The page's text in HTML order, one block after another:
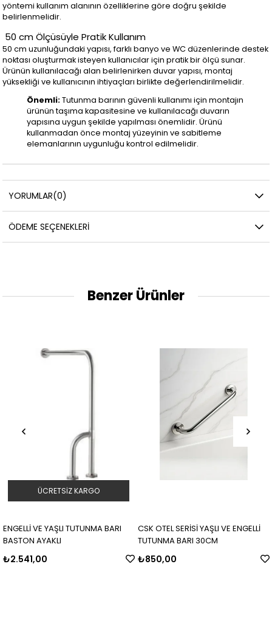
yöntemi kullanım alanının özelliklerine göre doğru şekilde
belirlenmelidir.
50 cm Ölçüsüyle Pratik Kullanım
50 cm uzunluğundaki yapısı, farklı banyo ve WC düzenlerinde destek
noktası oluşturmak isteyen kullanıcılar için pratik bir ölçü sunar.
Ürünün kullanılacağı alan belirlenirken duvar yapısı, montaj
yüksekliği ve kullanıcının ihtiyaçları birlikte değerlendirilmelidir.
Önemli:Tutunma barının güvenli kullanımı için montajın
ürünün taşıma kapasitesine ve kullanılacağı duvarın
yapısına uygun şekilde yapılması önemlidir. Ürünü
kullanmadan önce montaj yüzeyinin ve sabitleme
elemanlarının uygunluğu kontrol edilmelidir.
YORUMLAR(0)
ÖDEME SEÇENEKLERI
Benzer Ürünler
ENGELLİ VE YAŞLI TUTUNMA BARI
BASTON AYAKLI
₺2.541,00
ÜCRETSIZ KARGO
CSK OTEL SERİSİ YAŞLI VE ENGELLİ
TUTUNMA BARI 30CM
₺850,00